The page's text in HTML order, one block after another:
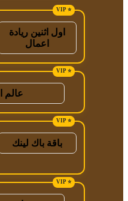
اول اثنين ريادة
اعمال
عالم
باقة باك لينك